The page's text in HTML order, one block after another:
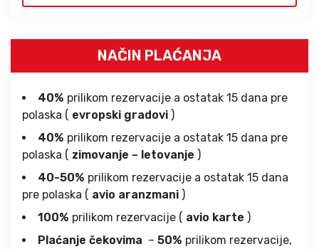
NAČIN PLAĆANJA
40% prilikom rezervacije a ostatak 15 dana pre
polaska ( evropski gradovi )
40% prilikom rezervacije a ostatak 15 dana pre
polaska ( zimovanje – letovanje )
40-50% prilikom rezervacije a ostatak 15 dana
pre polaska ( avio aranzmani )
100% prilikom rezervacije ( avio karte )
Plaćanje čekovima – 50% prilikom rezervacije,